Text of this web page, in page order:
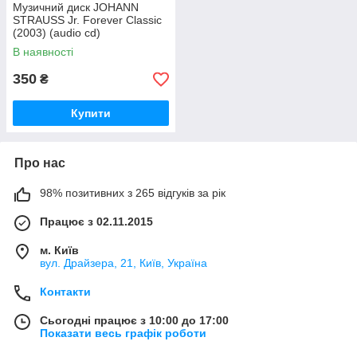
Музичний диск JOHANN
STRAUSS Jr. Forever Classic
(2003) (audio cd)
В наявності
350 ₴
Купити
Про нас
98% позитивних з 265 відгуків за рік
Працює з 02.11.2015
м. Київ
вул. Драйзера, 21, Київ, Україна
Контакти
Сьогодні працює з 10:00 до 17:00
Показати весь графік роботи